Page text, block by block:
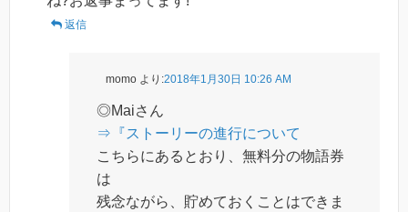
返信
momo より:2018年1月30日 10:26 AM
◎Maiさん
⇒『ストーリーの進行について
こちらにあるとおり、無料分の物語券
は
残念ながら、貯めておくことはできま